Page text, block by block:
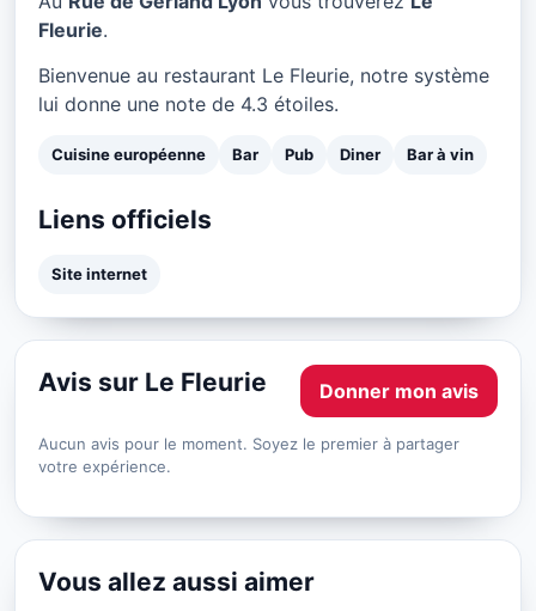
Fleurie.
Bienvenue au restaurant Le Fleurie, notre système
lui donne une note de 4.3 étoiles.
Cuisine européenne Bar Pub Diner Bar à vin
Liens officiels
Site internet
Avis sur Le Fleurie Donner mon avis
Aucun avis pour le moment. Soyez le premier à partager
votre expérience.
Vous allez aussi aimer